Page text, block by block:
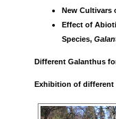
New Cultivars
Effect of
Species,
Different Galanthus
Exhibition of